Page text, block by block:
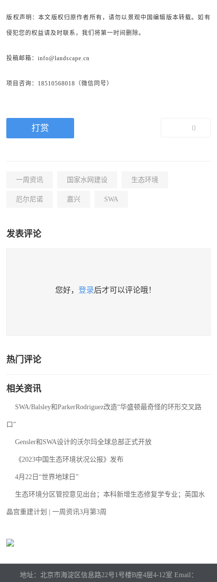
版权声明：本文版权归原作者所有，请勿以景观中国编辑版本转载。如有
侵犯您的权益请及时联系，我们将第一时间删除。
投稿邮箱：info@landscape.cn
项目咨询：18510568018（微信同号）
打赏 0
一周资讯 国家水网建设 生态环境
厄尔尼诺 嘉兴 SWA
发表评论
您好， 登录后才可以评论哦！
热门评论
相关资讯
SWA/Balsley和ParkerRodriguez改造“华盛顿最奇怪的环形交叉路
口”
Gensler和SWA设计的沃尔玛全球总部正式开放
《2023中国生态环境状况公报》发布
4月22日“世界地球日”
生态环境分区管控意见出台；本科新增生态修复学专业；英国水
晶宫重建计划 | 一周资讯3月第3周
地址：北京市海淀区信息路22号1号楼B座4层4-12室 Email：